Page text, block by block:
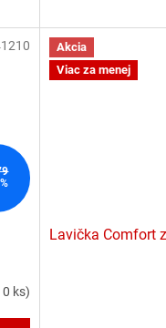
ks)
Akcia
Viac za menej
Lavička Comfort